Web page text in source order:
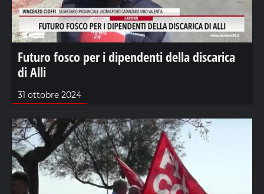
Futuro fosco per i dipendenti della discarica
di Alli
31 ottobre 2024